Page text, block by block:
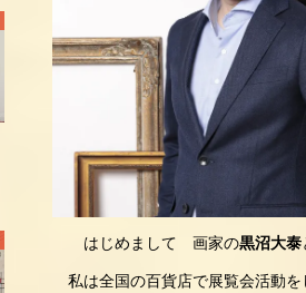
はじめまして 画家の黒沼大泰
私は全国の百貨店で展覧会活動を